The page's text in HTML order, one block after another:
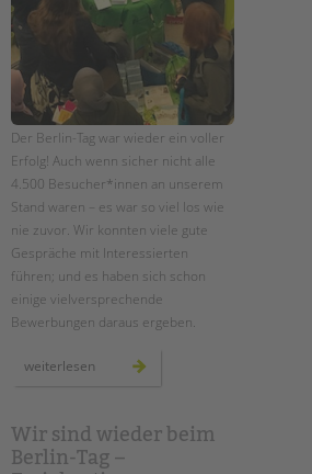
Der Berlin-Tag war wieder ein voller
Erfolg! Auch wenn sicher nicht alle
4.500 Besucher*innen an unserem
Stand waren – es war so viel los wie
nie zuvor. Wir konnten viele gute
Gespräche mit Interessierten
führen; und es haben sich schon
einige vielversprechende
Bewerbungen daraus ergeben.
weiterlesen
berlin-
tag
Wir sind wieder beim
Berlin-Tag –